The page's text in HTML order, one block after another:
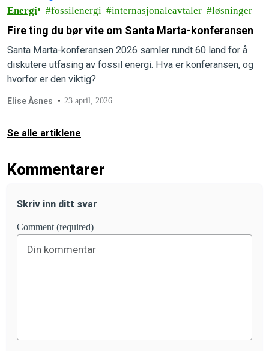
Energi fossilenergi internasjonaleavtaler løsninger
Fire ting du bør vite om Santa Marta-konferansen
Santa Marta-konferansen 2026 samler rundt 60 land for å
diskutere utfasing av fossil energi. Hva er konferansen, og
hvorfor er den viktig?
Elise Åsnes 23 april, 2026
Se alle artiklene
Kommentarer
Skriv inn ditt svar
Comment (required)